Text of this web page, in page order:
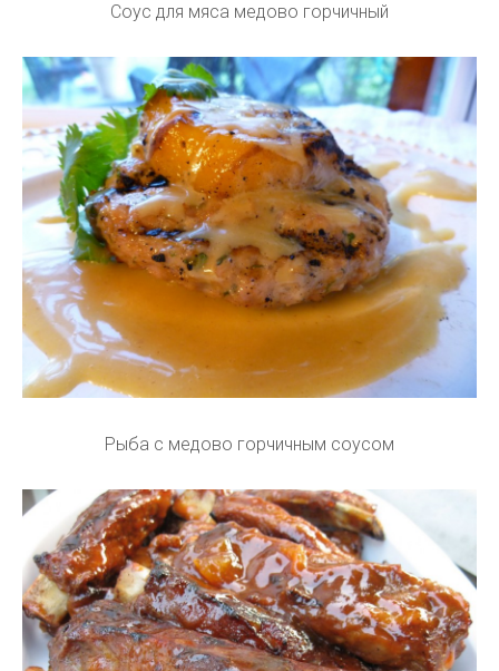
Соус для мяса медово горчичный
Рыба с медово горчичным соусом